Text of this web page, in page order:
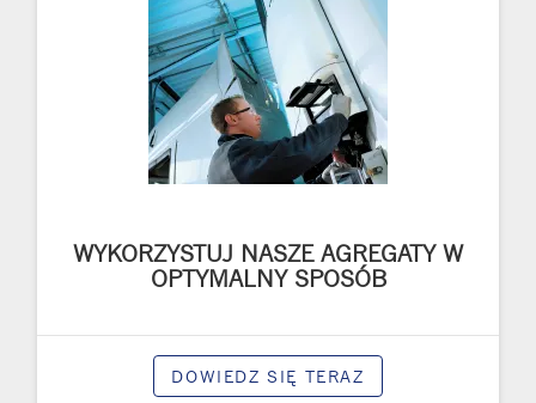
WYKORZYSTUJ NASZE AGREGATY W
OPTYMALNY SPOSÓB
DOWIEDZ SIĘ TERAZ